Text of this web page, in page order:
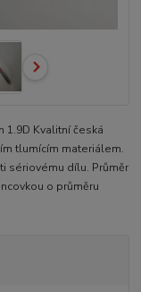
1.9D Kvalitní česká
tlumícím materiálem.
sériovému dílu. Průměr
o průměru